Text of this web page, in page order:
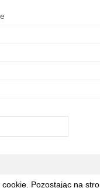
gry MMOPozostając na